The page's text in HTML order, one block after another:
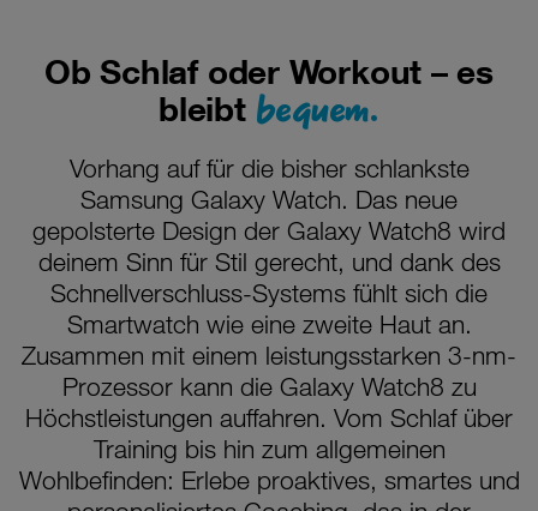
Ob Schlaf oder Workout – es
bleibt bequem.
Vorhang auf für die bisher schlankste
Samsung Galaxy Watch. Das neue
gepolsterte Design der Galaxy Watch8 wird
deinem Sinn für Stil gerecht, und dank des
Schnellverschluss-Systems fühlt sich die
Smartwatch wie eine zweite Haut an.
Zusammen mit einem leistungsstarken 3-nm-
Prozessor kann die Galaxy Watch8 zu
Höchstleistungen auffahren. Vom Schlaf über
Training bis hin zum allgemeinen
Wohlbefinden: Erlebe proaktives, smartes und